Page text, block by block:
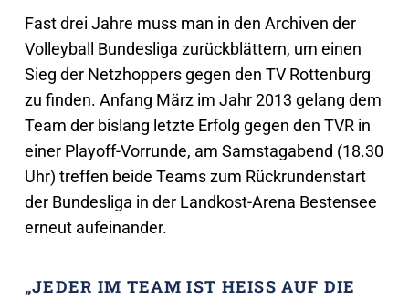
Fast drei Jahre muss man in den Archiven der
Volleyball Bundesliga zurückblättern, um einen
Sieg der Netzhoppers gegen den TV Rottenburg
zu finden. Anfang März im Jahr 2013 gelang dem
Team der bislang letzte Erfolg gegen den TVR in
einer Playoff-Vorrunde, am Samstagabend (18.30
Uhr) treffen beide Teams zum Rückrundenstart
der Bundesliga in der Landkost-Arena Bestensee
erneut aufeinander.
„JEDER IM TEAM IST HEISS AUF DIE R